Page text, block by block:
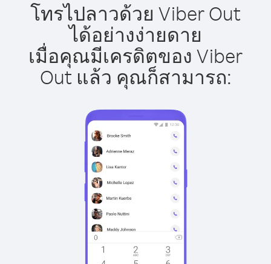
โทรไปลาวด้วย Viber Out
ได้อย่างง่ายดาย
เมื่อคุณมีเครดิตของ Viber
Out แล้ว คุณก็สามารถ: